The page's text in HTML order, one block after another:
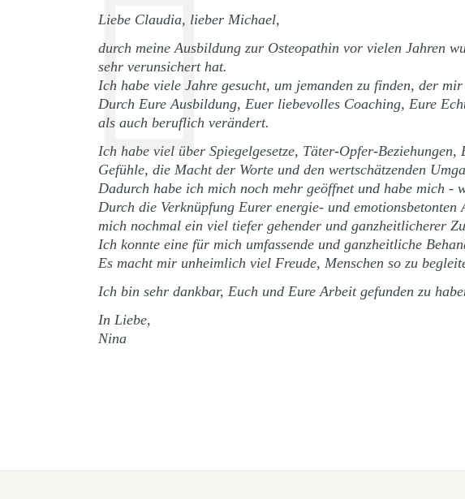
Liebe Claudia, lieber Michael,
durch meine Ausbildung zur Osteopathin vor vielen Jahren
sehr verunsichert hat.
Ich habe viele Jahre gesucht, um jemanden zu finden, der
Durch Eure Ausbildung, Euer liebevolles Coaching, Eure
als auch beruflich verändert.
Ich habe viel über Spiegelgesetze, Täter-Opfer-
Gefühle, die Macht der Worte und den wertschätzenden
Dadurch habe ich mich noch mehr geöffnet und habe mich -
Durch die Verknüpfung Eurer energie- und
mich nochmal ein viel tiefer gehender und ganzheitlicherer
Ich konnte eine für mich umfassende und ganzheitliche
Es macht mir unheimlich viel Freude, Menschen so zu
Ich bin sehr dankbar, Euch und Eure Arbeit gefunden zu
In Liebe,
Nina